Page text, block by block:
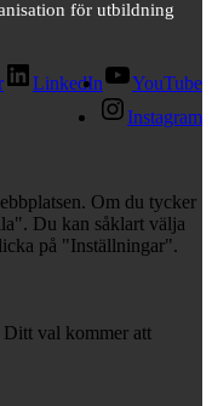
för utbildning
LinkedIn
YouTube
Instagram
Om du tycker
Du kan såklart välja
på "Inställningar".
val kommer att